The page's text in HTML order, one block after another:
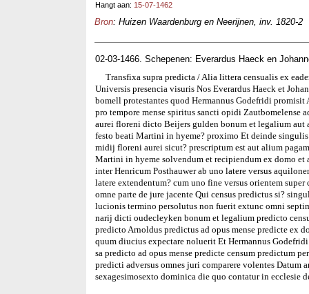
Hangt aan: 15-07-1462
Bron: Huizen Waardenburg en Neerijnen, inv. 1820-2
02-03-1466. Schepenen: Everardus Haeck en
Transfixa supra predicta / Alia littera censualis ex
Universis presencia visuris Nos Everardus Haeck et
bomell protestantes quod Hermannus Godefridi
pro tempore mense spiritus sancti opidi Zautbomelense
aurei floreni dicto Beijers gulden bonum et legalium aut
festo beati Martini in hyeme? proximo Et deinde
midij floreni aurei sicut? prescriptum est aut alium
Martini in hyeme solvendum et recipiendum ex domo et
inter Henricum Posthauwer ab uno latere versus
latere extendentum? cum uno fine versus orientem
omne parte de jure jacente Qui census predictus si?
lucionis termino persolutus non fuerit extunc omni
narij dicti oudecleyken bonum et legalium predicto
predicto Arnoldus predictus ad opus mense predicte ex
quum diucius expectare noluerit Et Hermannus
sa predicto ad opus mense predicte censum predictum
predicti adversus omnes juri comparere volentes
sexagesimosexto dominica die quo contatur in ecclesie